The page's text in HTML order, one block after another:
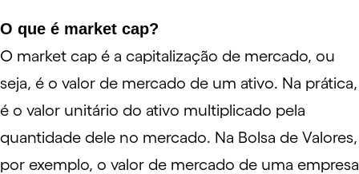
O que é market cap?
O market cap é a capitalização de mercado, ou
seja, é o valor de mercado de um ativo. Na prática,
é o valor unitário do ativo multiplicado pela
quantidade dele no mercado. Na Bolsa de Valores,
por exemplo, o valor de mercado de uma empresa